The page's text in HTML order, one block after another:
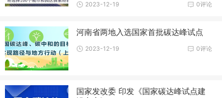
0评论
2023-12-19
河南省两地入选国家首批碳达峰试点
0评论
2023-12-19
国家发改委 印发《国家碳达峰试点建